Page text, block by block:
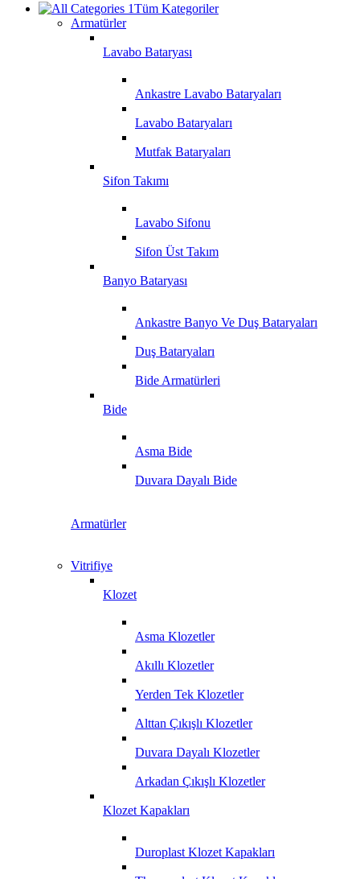
Tüm Kategoriler
Armatürler
Lavabo Bataryası
Ankastre Lavabo Bataryaları
Lavabo Bataryaları
Mutfak Bataryaları
Sifon Takımı
Lavabo Sifonu
Sifon Üst Takım
Banyo Bataryası
Ankastre Banyo Ve Duş Bataryaları
Duş Bataryaları
Bide Armatürleri
Bide
Asma Bide
Duvara Dayalı Bide
Armatürler
Vitrifiye
Klozet
Asma Klozetler
Akıllı Klozetler
Yerden Tek Klozetler
Alttan Çıkışlı Klozetler
Duvara Dayalı Klozetler
Arkadan Çıkışlı Klozetler
Klozet Kapakları
Duroplast Klozet Kapakları